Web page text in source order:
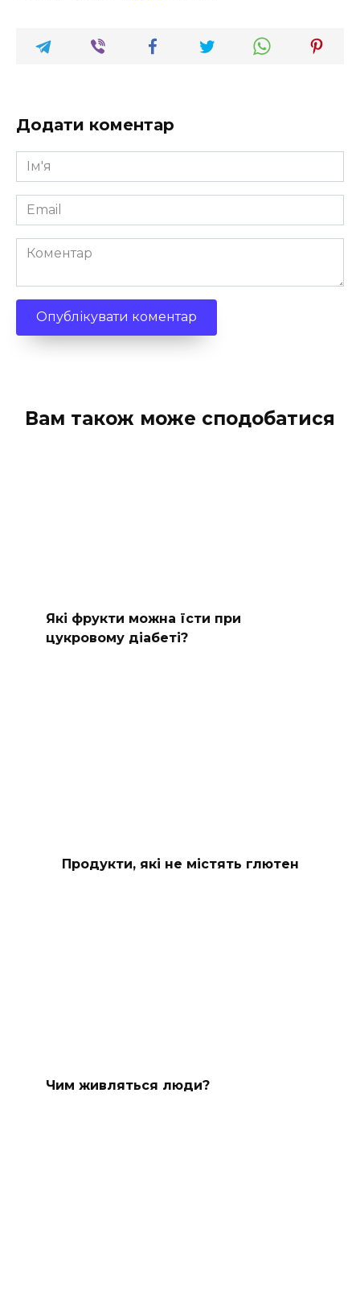
Додати коментар
Ім'я
*
Email
*
Коментар
Вам також може сподобатися
Які фрукти можна їсти при
цукровому діабеті?
Продукти, які не містять глютен
Чим живляться люди?